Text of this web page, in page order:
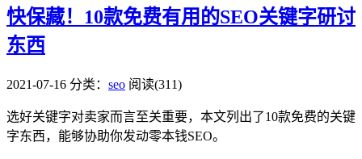
快保藏！10款免费有用的SEO关键字研讨
东西
2021-07-16 分类： seo 阅读(311)
选好关键字对卖家而言至关重要，本文列出了10款免费的关键
字东西，能够协助你发动零本钱SEO。